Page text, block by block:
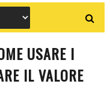
USARE I
IL VALORE